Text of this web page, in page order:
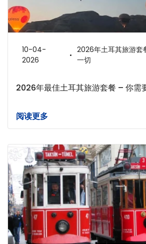
10-04-
2026
2026年土耳其旅游套
一切
2026年最佳土耳其旅游套餐 – 你需
阅读更多